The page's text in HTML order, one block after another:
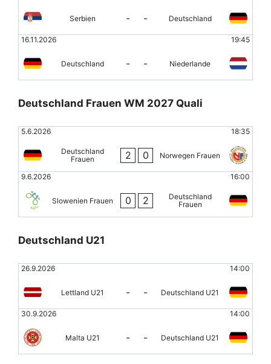
Serbien - - Deutschland
16.11.2026 19:45
Deutschland - - Niederlande
Deutschland Frauen WM 2027 Quali
5.6.2026 18:35
Deutschland
Frauen
2 0 Norwegen Frauen
9.6.2026 16:00
Slowenien Frauen 0 2
Deutschland
Frauen
Deutschland U21
26.9.2026 14:00
Lettland U21 - - Deutschland U21
30.9.2026 14:00
Malta U21 - - Deutschland U21